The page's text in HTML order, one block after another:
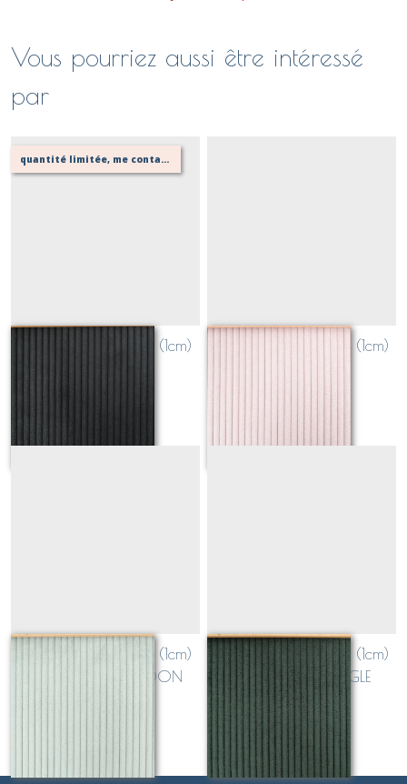
Vous pourriez aussi être intéressé
par
quantité limitée, me contacter pour vérifier possibilité de votre confection
velours grosses côtes (1cm)
velours grosses côtes (1cm)
velours grosses côtes (1cm)
VERT SAUGE CELADON
velours grosses côtes (1cm)
VERT FONCE JUNGLE
Sur demande